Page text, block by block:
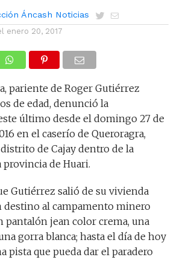
Áncash Noticias
enero 20, 2017
pariente de Roger Gutiérrez
de edad, denunció la
último desde el domingo 27 de
en el caserío de Queroragra,
de Cajay dentro de la
de Huari.
Gutiérrez salió de su vivienda
destino al campamento minero
pantalón jean color crema, una
gorra blanca; hasta el día de hoy
pista que pueda dar el paradero